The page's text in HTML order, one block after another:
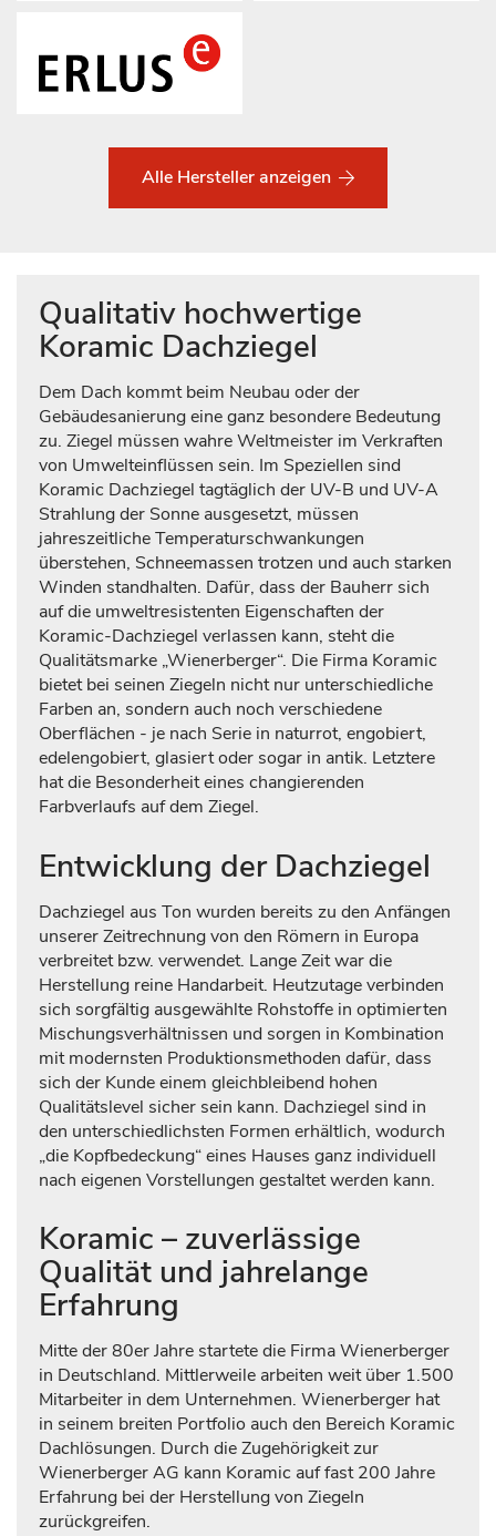
Alle Hersteller anzeigen
Qualitativ hochwertige
Koramic Dachziegel
Dem Dach kommt beim Neubau oder der
Gebäudesanierung eine ganz besondere Bedeutung
zu. Ziegel müssen wahre Weltmeister im Verkraften
von Umwelteinflüssen sein. Im Speziellen sind
Koramic Dachziegel tagtäglich der UV-B und UV-A
Strahlung der Sonne ausgesetzt, müssen
jahreszeitliche Temperaturschwankungen
überstehen, Schneemassen trotzen und auch starken
Winden standhalten. Dafür, dass der Bauherr sich
auf die umweltresistenten Eigenschaften der
Koramic-Dachziegel verlassen kann, steht die
Qualitätsmarke „Wienerberger“. Die Firma Koramic
bietet bei seinen Ziegeln nicht nur unterschiedliche
Farben an, sondern auch noch verschiedene
Oberflächen - je nach Serie in naturrot, engobiert,
edelengobiert, glasiert oder sogar in antik. Letztere
hat die Besonderheit eines changierenden
Farbverlaufs auf dem Ziegel.
Entwicklung der Dachziegel
Dachziegel aus Ton wurden bereits zu den Anfängen
unserer Zeitrechnung von den Römern in Europa
verbreitet bzw. verwendet. Lange Zeit war die
Herstellung reine Handarbeit. Heutzutage verbinden
sich sorgfältig ausgewählte Rohstoffe in optimierten
Mischungsverhältnissen und sorgen in Kombination
mit modernsten Produktionsmethoden dafür, dass
sich der Kunde einem gleichbleibend hohen
Qualitätslevel sicher sein kann. Dachziegel sind in
den unterschiedlichsten Formen erhältlich, wodurch
„die Kopfbedeckung“ eines Hauses ganz individuell
nach eigenen Vorstellungen gestaltet werden kann.
Koramic – zuverlässige
Qualität und jahrelange
Erfahrung
Mitte der 80er Jahre startete die Firma Wienerberger
in Deutschland. Mittlerweile arbeiten weit über 1.500
Mitarbeiter in dem Unternehmen. Wienerberger hat
in seinem breiten Portfolio auch den Bereich Koramic
Dachlösungen. Durch die Zugehörigkeit zur
Wienerberger AG kann Koramic auf fast 200 Jahre
Erfahrung bei der Herstellung von Ziegeln
zurückgreifen.